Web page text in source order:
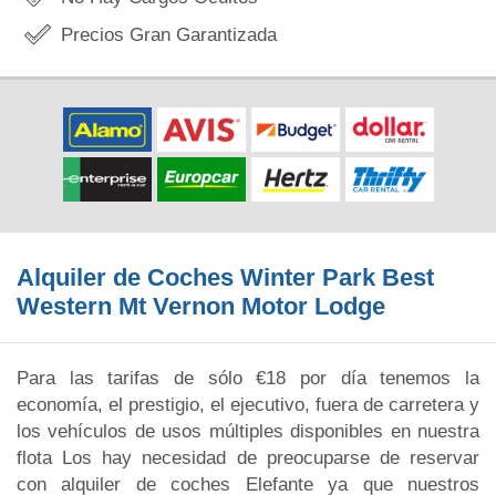
Precios Gran Garantizada
Alquiler de Coches Winter Park Best
Western Mt Vernon Motor Lodge
Para las tarifas de sólo €18 por día tenemos la
economía, el prestigio, el ejecutivo, fuera de carretera y
los vehículos de usos múltiples disponibles en nuestra
flota Los hay necesidad de preocuparse de reservar
con alquiler de coches Elefante ya que nuestros